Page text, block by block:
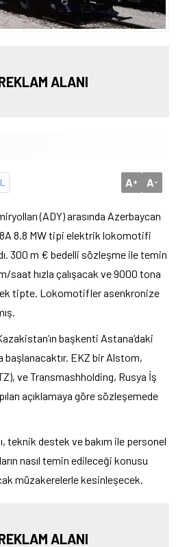
ALANI
A+ A-
(ADY) arasında Azerbaycan
8.8 MW tipi elektrik lokomotifi
300 m € bedelli sözleşme ile temin
saat hızla çalışacak ve 9000 tona
tipte. Lokomotifler asenkronize
başkenti Astana’daki
başlanacaktır. EKZ bir Alstom,
ve Transmashholding, Rusya İş
açıklamaya göre sözleşemede
teknik destek ve bakım ile personel
nasıl temin edileceği konusu
müzakerelerle kesinleşecek.
ALANI